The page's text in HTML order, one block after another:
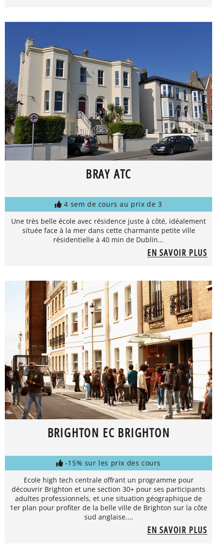
BRAY ATC
4 sem de cours au prix de 3
Une très belle école avec résidence juste à côté, idéalement
située face à la mer dans cette charmante petite ville
résidentielle à 40 min de Dublin...
EN SAVOIR PLUS
BRIGHTON EC BRIGHTON
-15% sur les prix des cours
Ecole high tech centrale offrant un programme pour
découvrir Brighton et une section 30+ pour ses participants
adultes professionnels, et une situation géographique de
1er plan pour profiter de la belle ville de Brighton sur la côte
sud anglaise....
EN SAVOIR PLUS